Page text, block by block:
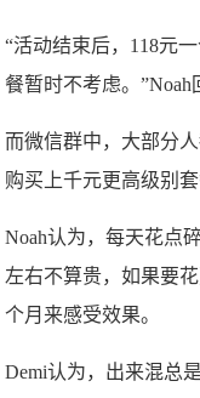
“活动结束后，118元
餐暂时不考虑。”Noah
而微信群中，大部分
购买上千元更高级别
Noah认为，每天花点
左右不算贵，如果要
个月来感受效果。
Demi认为，出来混总